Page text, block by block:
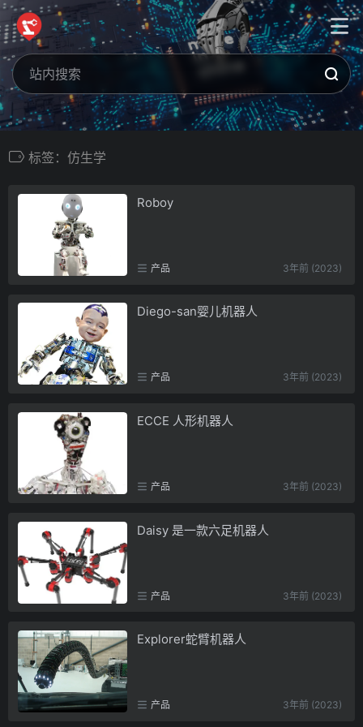
标签：仿生学
Roboy
产品 3年前 (2023)
Diego-san婴儿机器人
产品 3年前 (2023)
ECCE 人形机器人
产品 3年前 (2023)
Daisy 是一款六足机器人
产品 3年前 (2023)
Explorer蛇臂机器人
产品 3年前 (2023)